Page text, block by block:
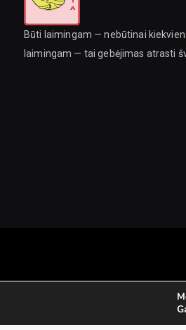
Būti laimingam — nebūtinai
laimingam — tai gebėjimas atrasti